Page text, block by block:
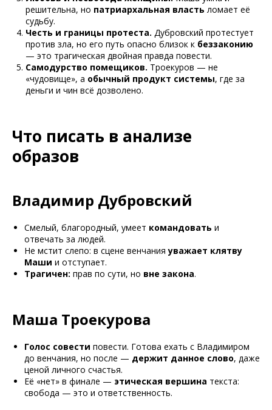
решительна, но патриархальная власть ломает её
судьбу.
Честь и границы протеста. Дубровский протестует
против зла, но его путь опасно близок к беззаконию
— это трагическая двойная правда повести.
Самодурство помещиков. Троекуров — не
«чудовище», а обычный продукт системы, где за
деньги и чин всё дозволено.
Что писать в анализе
образов
Владимир Дубровский
Смелый, благородный, умеет командовать и
отвечать за людей.
Не мстит слепо: в сцене венчанияуважает клятву
Маши и отступает.
Трагичен: прав по сути, но вне закона.
Маша Троекурова
Голос совести повести. Готова ехать с Владимиром
до венчания, но после — держит данное слово, даже
ценой личного счастья.
Её «нет» в финале — этическая вершина текста:
свобода — это и ответственность.